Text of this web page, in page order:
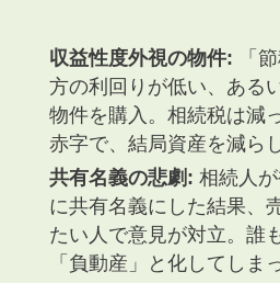
収益性度外視の物件: 「
方の利回りが低い、ある
物件を購入。相続税は減
赤字で、結局資産を減ら
共有名義の悲劇: 相続人
に共有名義にした結果、
たい人で意見が対立。誰
「負動産」と化してしま